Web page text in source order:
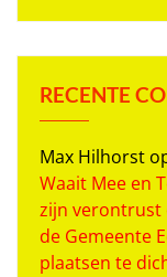
RECENTE
Max Hilhorst
Waait Mee en
zijn verontrust
de Gemeente
plaatsen te